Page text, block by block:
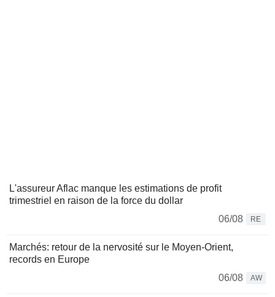
L'assureur Aflac manque les estimations de profit
trimestriel en raison de la force du dollar
06/08
RE
Marchés: retour de la nervosité sur le Moyen-Orient,
records en Europe
06/08
AW